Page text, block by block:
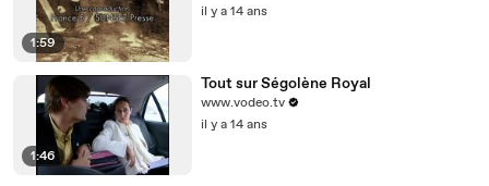
1:59
il y a 14 ans
1:46
Tout sur Ségolène Royal
www.vodeo.tv
il y a 14 ans